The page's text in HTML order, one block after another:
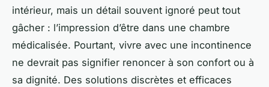
intérieur, mais un détail souvent ignoré peut tout
gâcher : l’impression d’être dans une chambre
médicalisée. Pourtant, vivre avec une incontinence
ne devrait pas signifier renoncer à son confort ou à
sa dignité. Des solutions discrètes et efficaces